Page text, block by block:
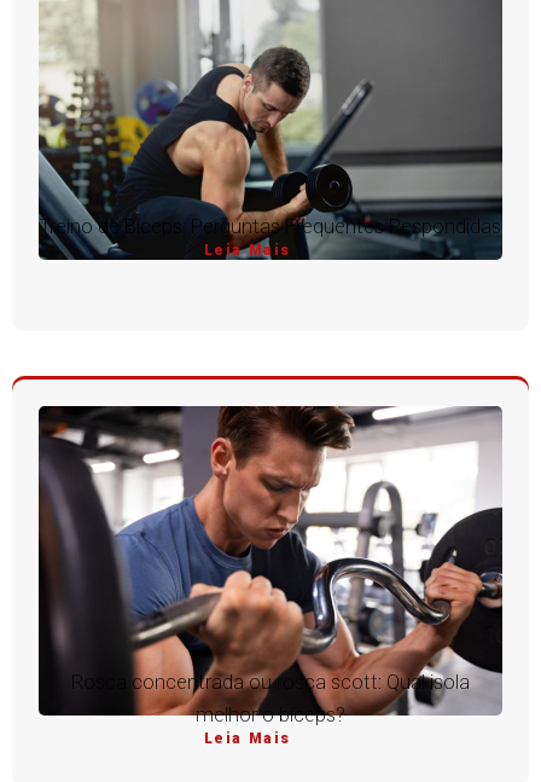
Treino de Bíceps: Perguntas Frequentes Respondidas
Leia Mais
Rosca concentrada ou rosca scott: Qual isola
melhor o bíceps?
Leia Mais